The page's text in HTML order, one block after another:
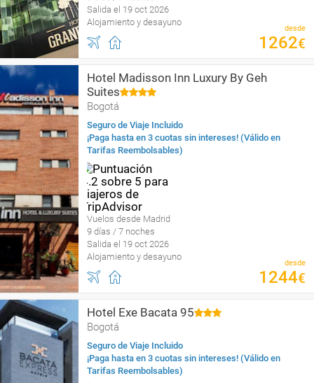
Salida el 19 oct 2026
Alojamiento y desayuno
desde
1262€
Hotel Madisson Inn Luxury By Geh
Suites
Bogotá
Seguro de Viaje Incluido
¡Paga hasta en 3 cuotas sin intereses! (Válido en
Tarifas Reembolsables)
Vuelos desde Madrid
9 días / 7 noches
Salida el 19 oct 2026
Alojamiento y desayuno
desde
1244€
Hotel Exe Bacata 95
Bogotá
Seguro de Viaje Incluido
¡Paga hasta en 3 cuotas sin intereses! (Válido en
Tarifas Reembolsables)